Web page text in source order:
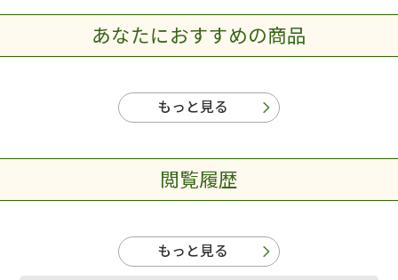
あなたにおすすめの商品
もっと見る
閲覧履歴
もっと見る